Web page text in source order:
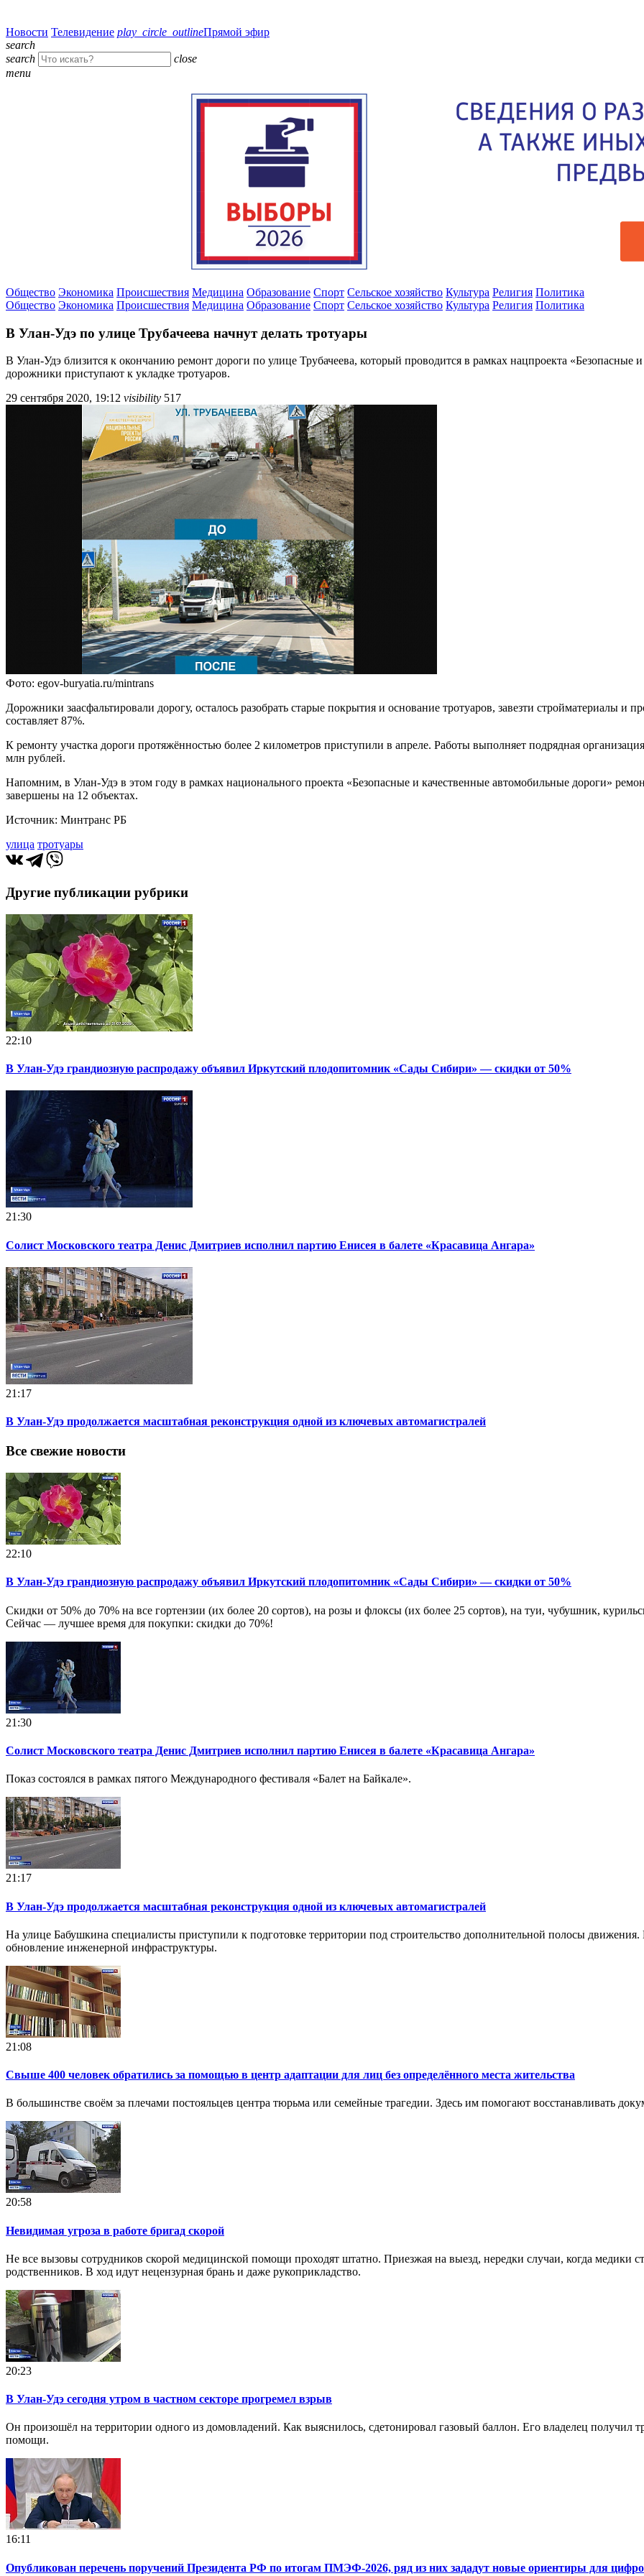
Новости Телевидение play_circle_outlineПрямой эфир
search
search
close
menu
Общество Экономика Происшествия Медицина Образование Спорт Сельское хозяйство Культура Религия Политика
Общество Экономика Происшествия Медицина Образование Спорт Сельское хозяйство Культура Религия Политика
В Улан-Удэ по улице Трубачеева начнут делать тротуары
В Улан-Удэ близится к окончанию ремонт дороги по улице Трубачеева, который проводится в рамках нацпроекта
дорожники приступают к укладке тротуаров.
29 сентября 2020, 19:12 visibility 517
Фото: egov-buryatia.ru/mintrans
Дорожники заасфальтировали дорогу, осталось разобрать старые покрытия и основание тротуаров, завезти стройматериалы и
составляет 87%.
К ремонту участка дороги протяжённостью более 2 километров приступили в апреле. Работы выполняет подрядная
млн рублей.
Напомним, в Улан-Удэ в этом году в рамках национального проекта «Безопасные и качественные автомобильные дороги»
завершены на 12 объектах.
Источник: Минтранс РБ
улица тротуары
Другие публикации рубрики
22:10
В Улан-Удэ грандиозную распродажу объявил Иркутский плодопитомник «Сады Сибири» — скидки от 50%
21:30
Солист Московского театра Денис Дмитриев исполнил партию Енисея в балете «Красавица Ангара»
21:17
В Улан-Удэ продолжается масштабная реконструкция одной из ключевых автомагистралей
Все свежие новости
22:10
В Улан-Удэ грандиозную распродажу объявил Иркутский плодопитомник «Сады Сибири» — скидки от 50%
Скидки от 50% до 70% на все гортензии (их более 20 сортов), на розы и флоксы (их более 25 сортов), на туи, чубушник,
Сейчас — лучшее время для покупки: скидки до 70%!
21:30
Солист Московского театра Денис Дмитриев исполнил партию Енисея в балете «Красавица Ангара»
Показ состоялся в рамках пятого Международного фестиваля «Балет на Байкале».
21:17
В Улан-Удэ продолжается масштабная реконструкция одной из ключевых автомагистралей
На улице Бабушкина специалисты приступили к подготовке территории под строительство дополнительной полосы
обновление инженерной инфраструктуры.
21:08
Свыше 400 человек обратились за помощью в центр адаптации для лиц без определённого места жительства
В большинстве своём за плечами постояльцев центра тюрьма или семейные трагедии. Здесь им помогают восстанавливать
20:58
Невидимая угроза в работе бригад скорой
Не все вызовы сотрудников скорой медицинской помощи проходят штатно. Приезжая на выезд, нередки случаи, когда медики
родственников. В ход идут нецензурная брань и даже рукоприкладство.
20:23
В Улан-Удэ сегодня утром в частном секторе прогремел взрыв
Он произошёл на территории одного из домовладений. Как выяснилось, сдетонировал газовый баллон. Его владелец получил
помощи.
16:11
Опубликован перечень поручений Президента РФ по итогам ПМЭФ-2026, ряд из них зададут новые ориентиры для